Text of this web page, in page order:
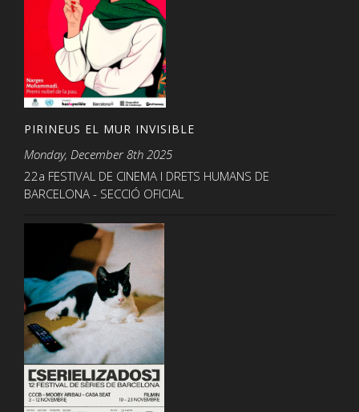
PIRINEUS EL MUR INVISIBLE
Monday, December 8th 2025
22a FESTIVAL DE CINEMA I DRETS HUMANS DE
BARCELONA - SECCIÓ OFICIAL